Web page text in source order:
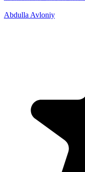
Abdulla Avloniy